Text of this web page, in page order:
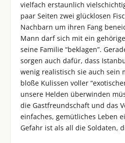
vielfach erstaunlich
paar Seiten zwei glücklosen
Nachbarn um ihren Fang
Mann darf sich mit ein
seine Familie “beklagen”.
sorgen auch dafür, dass
wenig realistisch sie auch sein
bloße Kulissen voller
unsere Helden überwinden
die Gastfreundschaft und das
einfaches, gemütliches Leben
Gefahr ist als all die Soldaten,